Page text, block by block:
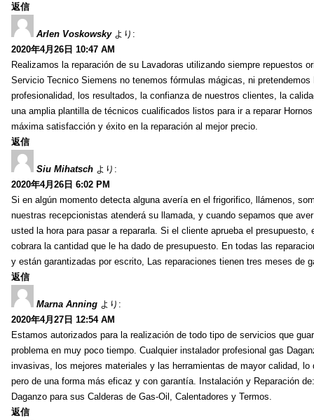
返信
Arlen Voskowsky より:
2020年4月26日 10:47 AM
Realizamos la reparación de su Lavadoras utilizando siempre repuestos
Servicio Tecnico Siemens no tenemos fórmulas mágicas, ni
profesionalidad, los resultados, la confianza de nuestros clientes, la
una amplia plantilla de técnicos cualificados listos para ir a reparar
máxima satisfacción y éxito en la reparación al mejor precio.
返信
Siu Mihatsch より:
2020年4月26日 6:02 PM
Si en algún momento detecta alguna avería en el frigorifico, llámenos,
nuestras recepcionistas atenderá su llamada, y cuando sepamos que
usted la hora para pasar a repararla. Si el cliente aprueba el
cobrara la cantidad que le ha dado de presupuesto. En todas las
y están garantizadas por escrito, Las reparaciones tienen tres meses de
返信
Marna Anning より:
2020年4月27日 12:54 AM
Estamos autorizados para la realización de todo tipo de servicios que
problema en muy poco tiempo. Cualquier instalador profesional gas
invasivas, los mejores materiales y las herramientas de mayor calidad,
pero de una forma más eficaz y con garantía. Instalación y Reparación
Daganzo para sus Calderas de Gas-Oil, Calentadores y Termos.
返信